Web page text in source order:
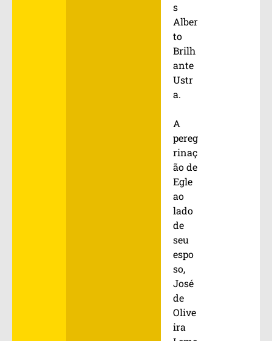
s
Alber
to
Brilh
ante
Ustr
a.
A
pereg
rinaç
ão de
Egle
ao
lado
de
seu
espo
so,
José
de
Olive
ira